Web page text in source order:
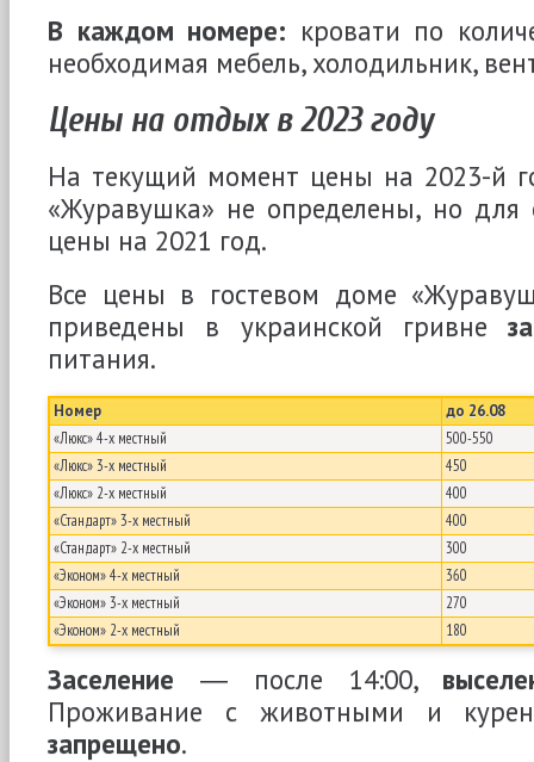
В каждом номере: кровати по
необходимая мебель, холодильник,
Цены на отдых в 2023 году
На текущий момент цены на 2023-й
«Журавушка» не определены, но для
цены на 2021 год.
Все цены в гостевом доме
приведены в украинской гривне
питания.
Номер
до 26.08
«Люкс» 4-х местный
500-550
«Люкс» 3-х местный
450
«Люкс» 2-х местный
400
«Стандарт» 3-х местный
400
«Стандарт» 2-х местный
300
«Эконом» 4-х местный
360
«Эконом» 3-х местный
270
«Эконом» 2-х местный
180
Заселение ― после 14:00,
Проживание с животными и
запрещено.